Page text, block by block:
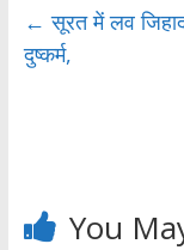
b er
← सूरत में लव
दुष्कर्म,
You